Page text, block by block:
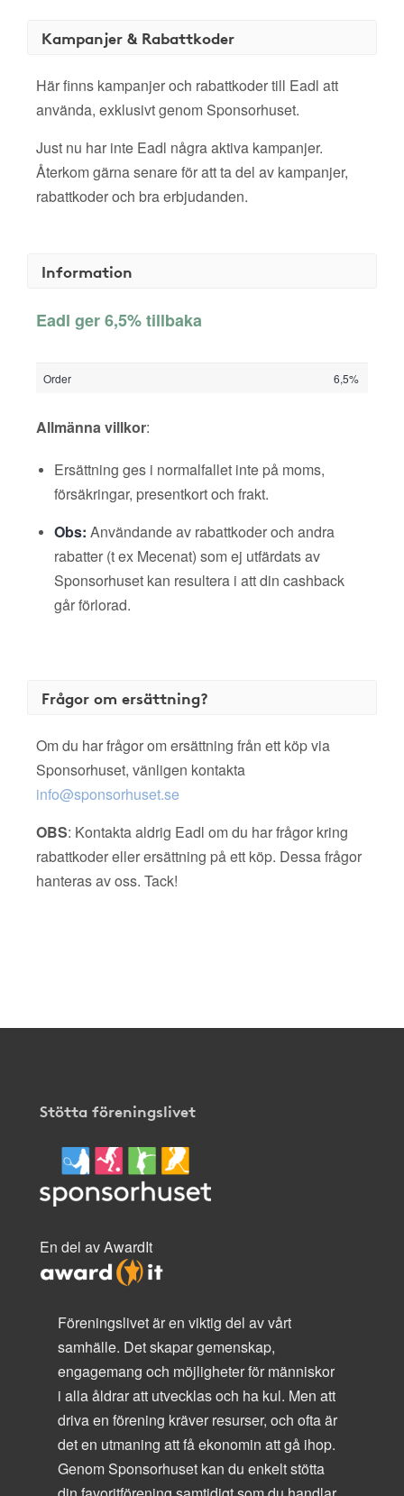
Kampanjer & Rabattkoder
Här finns kampanjer och rabattkoder till Eadl att
använda, exklusivt genom Sponsorhuset.
Just nu har inte Eadl några aktiva kampanjer.
Återkom gärna senare för att ta del av kampanjer,
rabattkoder och bra erbjudanden.
Information
Eadl ger 6,5% tillbaka
Order 6,5%
Allmänna villkor:
Ersättning ges i normalfallet inte på moms,
försäkringar, presentkort och frakt.
Obs: Användande av rabattkoder och andra
rabatter (t ex Mecenat) som ej utfärdats av
Sponsorhuset kan resultera i att din cashback
går förlorad.
Frågor om ersättning?
Om du har frågor om ersättning från ett köp via
Sponsorhuset, vänligen kontakta
info@sponsorhuset.se
OBS: Kontakta aldrig Eadl om du har frågor kring
rabattkoder eller ersättning på ett köp. Dessa frågor
hanteras av oss. Tack!
Stötta föreningslivet
En del av AwardIt
Föreningslivet är en viktig del av vårt
samhälle. Det skapar gemenskap,
engagemang och möjligheter för människor
i alla åldrar att utvecklas och ha kul. Men att
driva en förening kräver resurser, och ofta är
det en utmaning att få ekonomin att gå ihop.
Genom Sponsorhuset kan du enkelt stötta